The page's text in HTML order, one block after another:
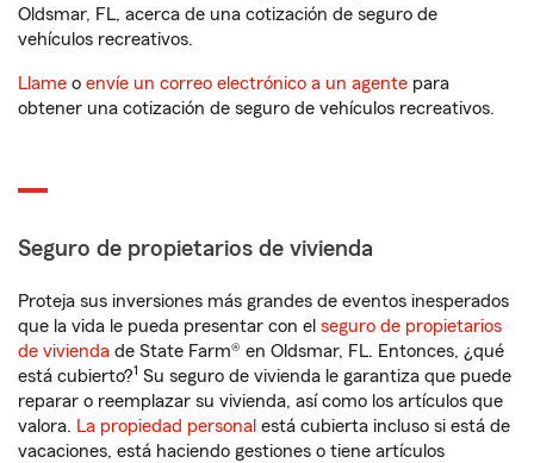
Oldsmar, FL, acerca de una cotización de seguro de
vehículos recreativos.
Llame o envíe un correo electrónico a un agente para
obtener una cotización de seguro de vehículos recreativos.
Seguro de propietarios de vivienda
Proteja sus inversiones más grandes de eventos inesperados
que la vida le pueda presentar con el seguro de propietarios
de vivienda de State Farm® en Oldsmar, FL. Entonces, ¿qué
está cubierto?1 Su seguro de vivienda le garantiza que puede
reparar o reemplazar su vivienda, así como los artículos que
valora. La propiedad personal está cubierta incluso si está de
vacaciones, está haciendo gestiones o tiene artículos